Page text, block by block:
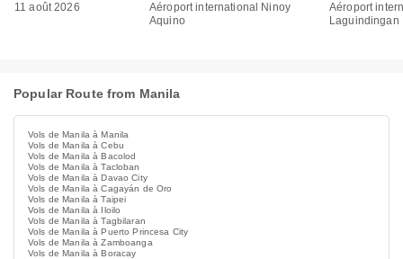
11 août 2026
Aéroport international Ninoy
Aquino
Aéroport
Laguindingan
Popular Route from Manila
Vols de Manila à Manila
Vols de Manila à Cebu
Vols de Manila à Bacolod
Vols de Manila à Tacloban
Vols de Manila à Davao City
Vols de Manila à Cagayán de Oro
Vols de Manila à Taipei
Vols de Manila à Iloilo
Vols de Manila à Tagbilaran
Vols de Manila à Puerto Princesa City
Vols de Manila à Zamboanga
Vols de Manila à Boracay